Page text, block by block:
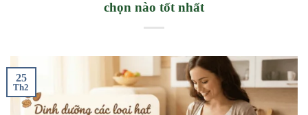
chọn nào tốt nhất
25
Th2